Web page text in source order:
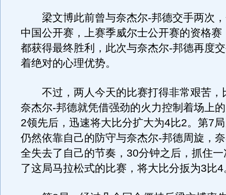
梁文博此前曾与奈杰尔-邦德交手两次，
中国公开赛，上赛季威尔士公开赛的资格赛
都获得最终胜利，此次与奈杰尔-邦德再度
着绝对的心理优势。
不过，两人今天的比赛打得非常艰苦，
奈杰尔-邦德就凭借强劲的火力控制着场上
2领先后，迅速将大比分扩大为4比2。第7
仍然依靠自己的防守与奈杰尔-邦德周旋，
全失去了自己的节奏，30分钟之后，抓住
了这局马拉松式的比赛，将大比分扳为3比4